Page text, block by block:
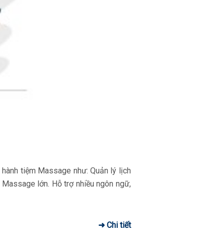
tiệm Massage như: Quản lý lịch
lớn. Hỗ trợ nhiều ngôn ngữ,
➜ Chi tiết